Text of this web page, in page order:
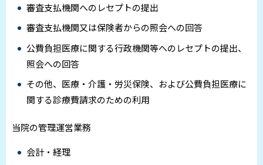
審査支払機関へのレセプトの提出
審査支払機関又は保険者からの照会への回答
公費負担医療に関する行政機関等へのレセプトの提出、
照会への回答
その他、医療・介護・労災保険、および公費負担医療に
関する診療費請求のための利用
当院の管理運営業務
会計・経理